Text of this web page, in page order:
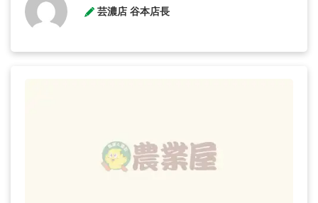
芸濃店 谷本店長